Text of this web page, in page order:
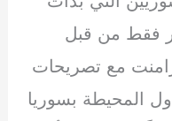
2021 لم تصدر فقط من قبل
مع تصريحات
المحيطة بسوريا